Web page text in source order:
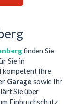
finden Sie
Sie in
kompetent Ihre
Garage sowie Ihr
Sie über
Einbruchschutz